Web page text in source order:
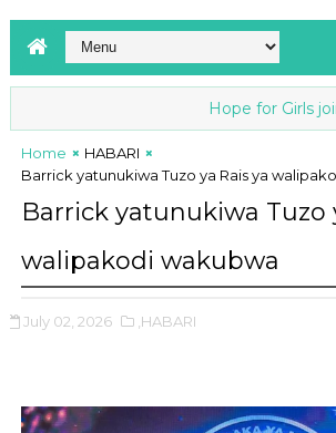
Hope for Girls joins
Home
HABARI
Barrick yatunukiwa Tuzo ya Rais ya
Barrick yatunukiwa Tuzo
walipakodi wakubwa
July 02, 2026 ,HABARI